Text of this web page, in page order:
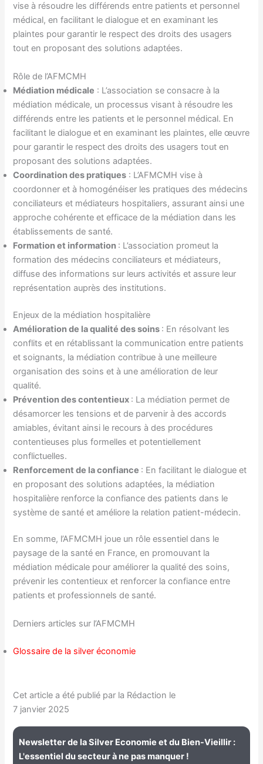
vise à résoudre les différends entre patients et personnel
médical, en facilitant le dialogue et en examinant les
plaintes pour garantir le respect des droits des usagers
tout en proposant des solutions adaptées.
Rôle de l’AFMCMH
Médiation médicale : L’association se consacre à la
médiation médicale, un processus visant à résoudre les
différends entre les patients et le personnel médical. En
facilitant le dialogue et en examinant les plaintes, elle œuvre
pour garantir le respect des droits des usagers tout en
proposant des solutions adaptées.
Coordination des pratiques : L’AFMCMH vise à
coordonner et à homogénéiser les pratiques des médecins
conciliateurs et médiateurs hospitaliers, assurant ainsi une
approche cohérente et efficace de la médiation dans les
établissements de santé.
Formation et information : L’association promeut la
formation des médecins conciliateurs et médiateurs,
diffuse des informations sur leurs activités et assure leur
représentation auprès des institutions.
Enjeux de la médiation hospitalière
Amélioration de la qualité des soins : En résolvant les
conflits et en rétablissant la communication entre patients
et soignants, la médiation contribue à une meilleure
organisation des soins et à une amélioration de leur
qualité.
Prévention des contentieux : La médiation permet de
désamorcer les tensions et de parvenir à des accords
amiables, évitant ainsi le recours à des procédures
contentieuses plus formelles et potentiellement
conflictuelles.
Renforcement de la confiance : En facilitant le dialogue et
en proposant des solutions adaptées, la médiation
hospitalière renforce la confiance des patients dans le
système de santé et améliore la relation patient-médecin.
En somme, l’AFMCMH joue un rôle essentiel dans le
paysage de la santé en France, en promouvant la
médiation médicale pour améliorer la qualité des soins,
prévenir les contentieux et renforcer la confiance entre
patients et professionnels de santé.
Derniers articles sur l’AFMCMH
Glossaire de la silver économie
Cet article a été publié par la Rédaction le
7 janvier 2025
Newsletter de la Silver Economie et du Bien-Vieillir :
L'essentiel du secteur à ne pas manquer !